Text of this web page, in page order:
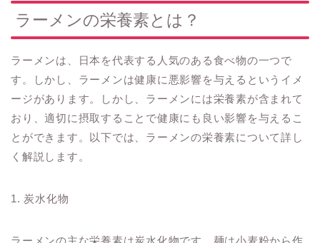
ラーメンの栄養素とは？
ラーメンは、日本を代表する人気のある食べ物の一つで
す。しかし、ラーメンは健康に悪影響を与えるというイメ
ージがあります。しかし、ラーメンには栄養素が含まれて
おり、適切に摂取することで健康にも良い影響を与えるこ
とができます。以下では、ラーメンの栄養素について詳し
く解説します。
1. 炭水化物